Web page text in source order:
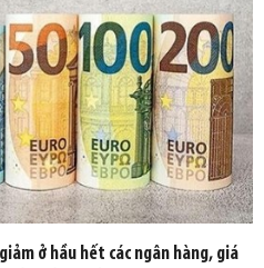
ở hầu hết các ngân hàng, giá